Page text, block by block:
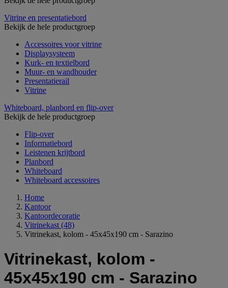
Vitrine en presentatiebord
Bekijk de hele productgroep
Accessoires voor vitrine
Displaysysteem
Kurk- en textielbord
Muur- en wandhouder
Presentatierail
Vitrine
Whiteboard, planbord en flip-over
Bekijk de hele productgroep
Flip-over
Informatiebord
Leistenen krijtbord
Planbord
Whiteboard
Whiteboard accessoires
Home
Kantoor
Kantoordecoratie
Vitrinekast (48)
Vitrinekast, kolom - 45x45x190 cm - Sarazino
Vitrinekast, kolom -
45x45x190 cm - Sarazino